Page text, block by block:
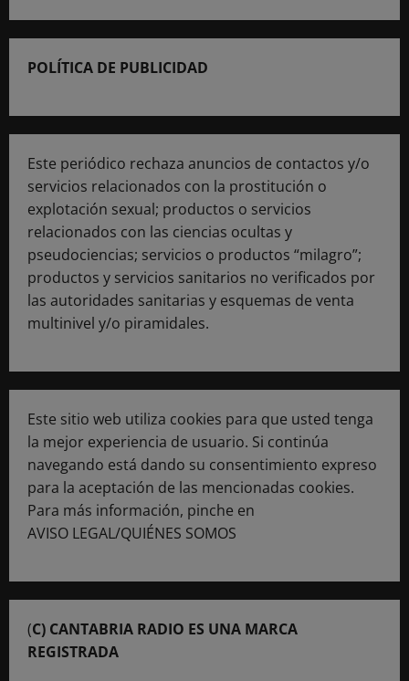
POLÍTICA DE PUBLICIDAD
Este periódico rechaza anuncios de contactos y/o
servicios relacionados con la prostitución o
explotación sexual; productos o servicios
relacionados con las ciencias ocultas y
pseudociencias; servicios o productos “milagro”;
productos y servicios sanitarios no verificados por
las autoridades sanitarias y esquemas de venta
multinivel y/o piramidales.
Este sitio web utiliza cookies para que usted tenga
la mejor experiencia de usuario. Si continúa
navegando está dando su consentimiento expreso
para la aceptación de las mencionadas cookies.
Para más información, pinche en
AVISO LEGAL/QUIÉNES SOMOS
(C) CANTABRIA RADIO ES UNA MARCA
REGISTRADA